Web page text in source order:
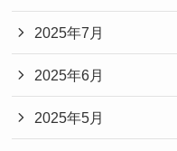
2025年7月
2025年6月
2025年5月